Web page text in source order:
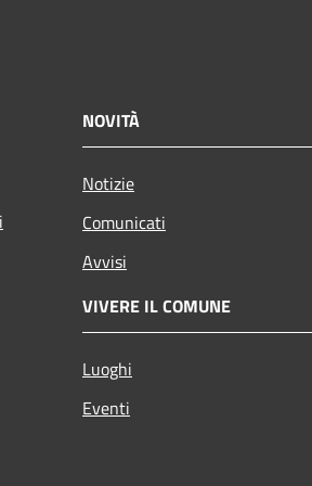
NOVITÀ
Notizie
Comunicati
Avvisi
VIVERE IL COMUNE
Luoghi
Eventi